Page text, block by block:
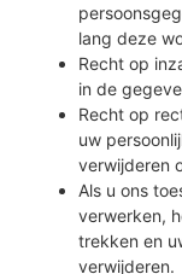
lang deze
Recht op
in de
Recht op
uw
verwijderen
Als u ons
verwerken,
trekken en
verwijderen.